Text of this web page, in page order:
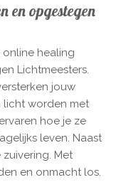
en opgestegen
healing
Lichtmeesters.
jouw
licht worden met
hoe je ze
leven. Naast
Met
en onmacht los.